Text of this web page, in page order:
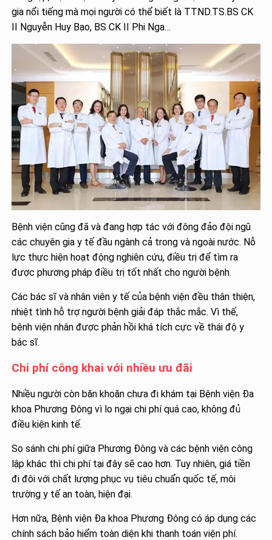
gia nổi tiếng mà mọi người có thể biết là TTND.TS.BS CK
II Nguyễn Huy Bạo, BS CK II Phi Nga…
Bệnh viện cũng đã và đang hợp tác với đông đảo đội ngũ
các chuyên gia y tế đầu ngành cả trong và ngoài nước. Nỗ
lực thực hiện hoạt động nghiên cứu, điều trị để tìm ra
được phương pháp điều trị tốt nhất cho người bệnh.
Các bác sĩ và nhân viên y tế của bệnh viện đều thân thiện,
nhiệt tình hỗ trợ người bệnh giải đáp thắc mắc. Vì thế,
bệnh viện nhân được phản hồi khá tích cực về thái độ y
bác sĩ.
Chi phí công khai với nhiều ưu đãi
Nhiều người còn băn khoăn chưa đi khám tại Bệnh viện Đa
khoa Phương Đông vì lo ngại chi phí quá cao, không đủ
điều kiện kinh tế.
So sánh chi phí giữa Phương Đông và các bệnh viện công
lập khác thì chi phí tại đây sẽ cao hơn. Tuy nhiên, giá tiền
đi đôi với chất lượng phục vụ tiêu chuẩn quốc tế, môi
trường y tế an toàn, hiện đại.
Hơn nữa, Bệnh viện Đa khoa Phương Đông có áp dụng các
chính sách bảo hiểm toàn diện khi thanh toán viện phí.